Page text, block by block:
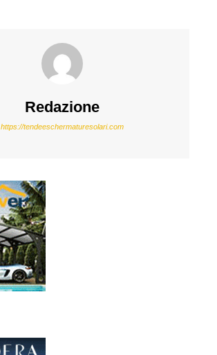
Redazione
https://tendeeschermaturesolari.com